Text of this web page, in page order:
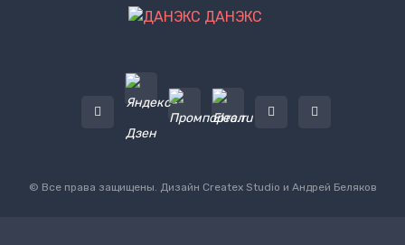
ДАНЭКС
© Все права защищены. Дизайн Createx Studio и Андрей Беляков